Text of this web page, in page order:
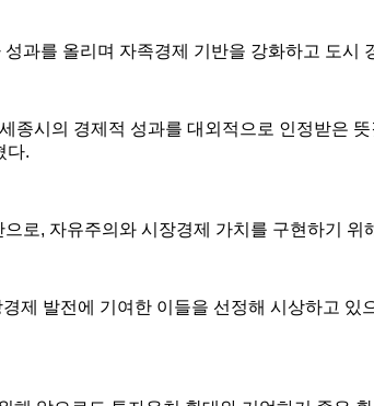
과를 올리며 자족경제 기반을 강화하고 도시
종시의 경제적 성과를 대외적으로 인정받은
다.
로, 자유주의와 시장경제 가치를 구현하기 위
제 발전에 기여한 이들을 선정해 시상하고